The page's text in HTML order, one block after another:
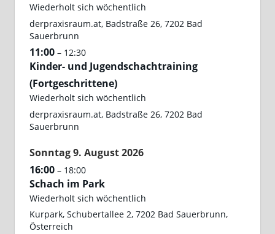
Wiederholt sich wöchentlich
derpraxisraum.at, Badstraße 26, 7202 Bad
Sauerbrunn
11:00 – 12:30
Kinder- und Jugendschachtraining
(Fortgeschrittene)
Wiederholt sich wöchentlich
derpraxisraum.at, Badstraße 26, 7202 Bad
Sauerbrunn
Sonntag9. August2026
16:00 – 18:00
Schach im Park
Wiederholt sich wöchentlich
Kurpark, Schubertallee 2, 7202 Bad Sauerbrunn,
Österreich